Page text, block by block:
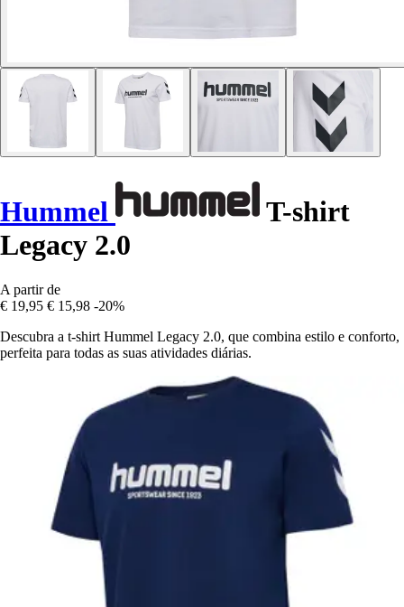
Hummel
T-shirt
Legacy 2.0
A partir de
€ 19,95 € 15,98 -20%
Descubra a t-shirt Hummel Legacy 2.0, que combina estilo e conforto,
perfeita para todas as suas atividades diárias.